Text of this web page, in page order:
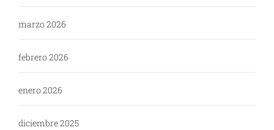
marzo 2026
febrero 2026
enero 2026
diciembre 2025